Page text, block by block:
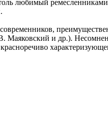
любимый
и др.).